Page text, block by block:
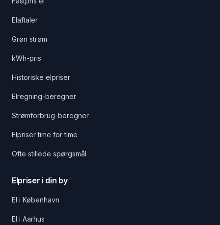
Elaftaler
Grøn strøm
kWh-pris
Historiske elpriser
Elregning-beregner
Strømforbrug-beregner
Elpriser time for time
Ofte stillede spørgsmål
Elpriser i din by
El i København
El i Aarhus